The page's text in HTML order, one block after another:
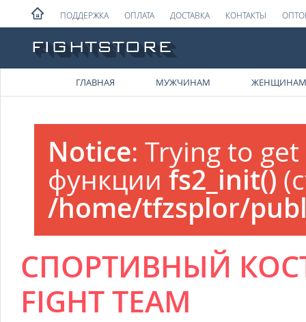
ПОДДЕРЖКА ОПЛАТА ДОСТАВКА КОНТАКТЫ
ГЛАВНАЯ МУЖЧИНАМ ЖЕНЩИНАМ
СООБЩЕНИЕ ОБ ОШИБКЕ
Notice: Trying to
функции fs2_init()
/home/tfzsplor/
СПОРТИВНЫЙ
FIGHT TEAM